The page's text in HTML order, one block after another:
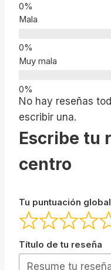
Mala
Muy mala
No hay reseñas
escribir una.
Escribe tu
centro
Tu puntuación global
Título de tu reseña